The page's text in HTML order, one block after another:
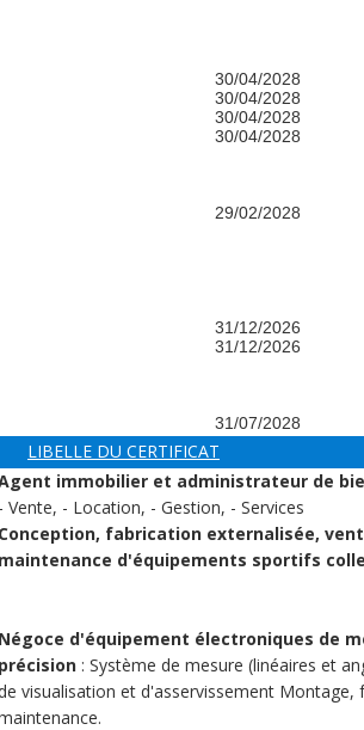
30/04/2028
30/04/2028
30/04/2028
30/04/2028
29/02/2028
31/12/2026
31/12/2026
31/07/2028
LIBELLE DU CERTIFICAT
immobilier et administrateur de
Vente, - Location, - Gestion, - Services
fabrication externalisée,
d'équipements sportifs
d'équipement électroniques de
: Système de mesure (linéaires et
visualisation et d'asservissement Montage,